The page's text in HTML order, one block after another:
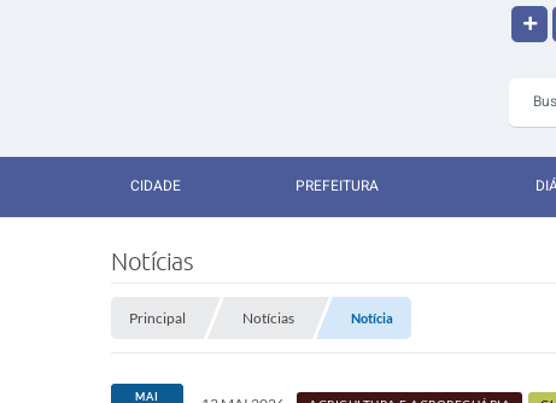
CIDADE PREFEITURA
Notícias
Principal Notícias Notícia
MAI